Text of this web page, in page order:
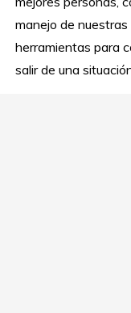
manejo de
herramientas para
salir de una